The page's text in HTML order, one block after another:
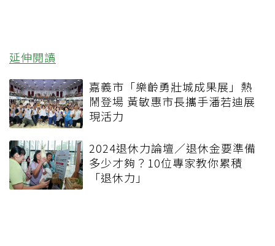
延伸閱讀
嘉義市「樂齡勇壯城成果展」熱
鬧登場 黃敏惠市長攜手潘若迪展
現活力
2024退休力論壇／退休金要準備
多少才夠？10位專家教你累積
「退休力」